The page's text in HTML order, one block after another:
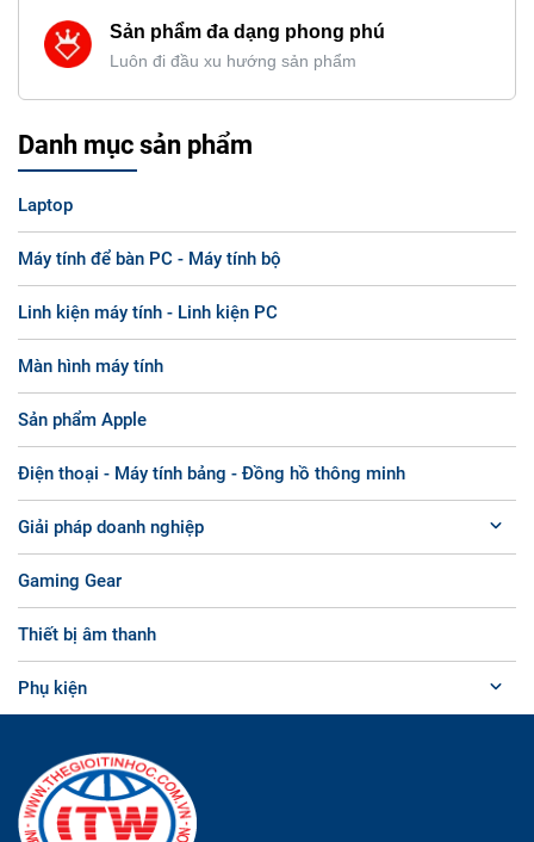
Sản phẩm đa dạng phong phú
Luôn đi đầu xu hướng sản phẩm
Danh mục sản phẩm
Laptop
Máy tính để bàn PC - Máy tính bộ
Linh kiện máy tính - Linh kiện PC
Màn hình máy tính
Sản phẩm Apple
Điện thoại - Máy tính bảng - Đồng hồ thông minh
Giải pháp doanh nghiệp
Gaming Gear
Thiết bị âm thanh
Phụ kiện